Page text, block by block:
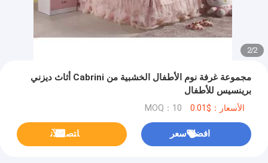
2
/
2
مجموعة غرفة نوم الأطفال الخشبية من Cabrini أثاث ديزني
برينسيس للأطفال
الأسعار：$0.01 MOQ：10
افضل سعر ﺎﺘﺼﻟ ﺍﻶﻧ